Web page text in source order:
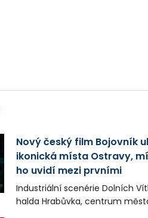
Nový český film Bojovník
ikonická místa Ostravy,
ho uvidí mezi prvními
Industriální scenérie Dolních
halda Hrabůvka, centrum